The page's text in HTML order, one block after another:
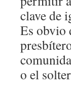
clave de
Es obvio
o el